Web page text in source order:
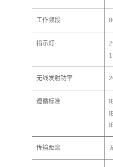
工作频段
指示灯
1
无线发射功率
遵循标准
传输距离